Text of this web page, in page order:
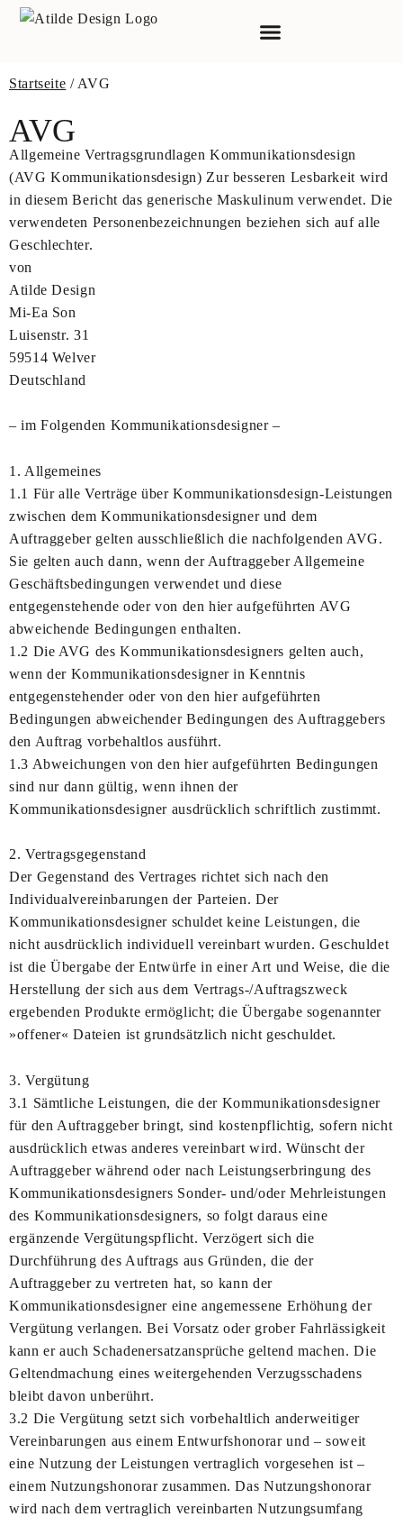
Startseite / AVG
AVG
Allgemeine Vertragsgrundlagen Kommunikationsdesign
(AVG Kommunikationsdesign) Zur besseren Lesbarkeit wird
in diesem Bericht das generische Maskulinum verwendet. Die
verwendeten Personenbezeichnungen beziehen sich auf alle
Geschlechter.
von
Atilde Design
Mi-Ea Son
Luisenstr. 31
59514 Welver
Deutschland
– im Folgenden Kommunikationsdesigner –
1. Allgemeines
1.1 Für alle Verträge über Kommunikationsdesign-Leistungen
zwischen dem Kommunikationsdesigner und dem
Auftraggeber gelten ausschließlich die nachfolgenden AVG.
Sie gelten auch dann, wenn der Auftraggeber Allgemeine
Geschäftsbedingungen verwendet und diese
entgegenstehende oder von den hier aufgeführten AVG
abweichende Bedingungen enthalten.
1.2 Die AVG des Kommunikationsdesigners gelten auch,
wenn der Kommunikationsdesigner in Kenntnis
entgegenstehender oder von den hier aufgeführten
Bedingungen abweichender Bedingungen des Auftraggebers
den Auftrag vorbehaltlos ausführt.
1.3 Abweichungen von den hier aufgeführten Bedingungen
sind nur dann gültig, wenn ihnen der
Kommunikationsdesigner ausdrücklich schriftlich zustimmt.
2. Vertragsgegenstand
Der Gegenstand des Vertrages richtet sich nach den
Individualvereinbarungen der Parteien. Der
Kommunikationsdesigner schuldet keine Leistungen, die
nicht ausdrücklich individuell vereinbart wurden. Geschuldet
ist die Übergabe der Entwürfe in einer Art und Weise, die die
Herstellung der sich aus dem Vertrags-/Auftragszweck
ergebenden Produkte ermöglicht; die Übergabe sogenannter
»offener« Dateien ist grundsätzlich nicht geschuldet.
3. Vergütung
3.1 Sämtliche Leistungen, die der Kommunikationsdesigner
für den Auftraggeber bringt, sind kostenpflichtig, sofern nicht
ausdrücklich etwas anderes vereinbart wird. Wünscht der
Auftraggeber während oder nach Leistungserbringung des
Kommunikationsdesigners Sonder- und/oder Mehrleistungen
des Kommunikationsdesigners, so folgt daraus eine
ergänzende Vergütungspflicht. Verzögert sich die
Durchführung des Auftrags aus Gründen, die der
Auftraggeber zu vertreten hat, so kann der
Kommunikationsdesigner eine angemessene Erhöhung der
Vergütung verlangen. Bei Vorsatz oder grober Fahrlässigkeit
kann er auch Schadenersatzansprüche geltend machen. Die
Geltendmachung eines weitergehenden Verzugsschadens
bleibt davon unberührt.
3.2 Die Vergütung setzt sich vorbehaltlich anderweitiger
Vereinbarungen aus einem Entwurfshonorar und – soweit
eine Nutzung der Leistungen vertraglich vorgesehen ist –
einem Nutzungshonorar zusammen. Das Nutzungshonorar
wird nach dem vertraglich vereinbarten Nutzungsumfang